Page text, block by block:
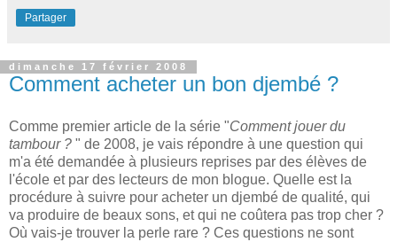
Partager
dimanche 17 février 2008
Comment acheter un bon djembé ?
Comme premier article de la série "Comment jouer du
tambour ? " de 2008, je vais répondre à une question qui
m'a été demandée à plusieurs reprises par des élèves de
l'école et par des lecteurs de mon blogue. Quelle est la
procédure à suivre pour acheter un djembé de qualité, qui
va produire de beaux sons, et qui ne coûtera pas trop cher ?
Où vais-je trouver la perle rare ? Ces questions ne sont